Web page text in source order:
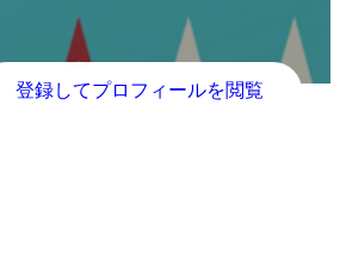
登録してプロフィールを閲覧